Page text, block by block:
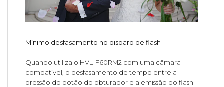
Mínimo desfasamento no disparo de flash
Quando utiliza o HVL-F60RM2 com uma câmara
compatível, o desfasamento de tempo entre a
pressão do botão do obturador e a emissão do flash